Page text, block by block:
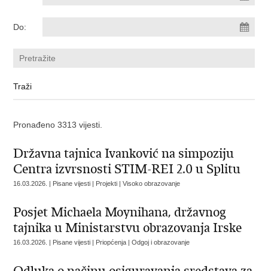
Do:
Pronađeno 3313 vijesti.
Državna tajnica Ivanković na simpoziju
Centra izvrsnosti STIM-REI 2.0 u Splitu
16.03.2026. | Pisane vijesti | Projekti | Visoko obrazovanje
Posjet Michaela Moynihana, državnog
tajnika u Ministarstvu obrazovanja Irske
16.03.2026. | Pisane vijesti | Priopćenja | Odgoj i obrazovanje